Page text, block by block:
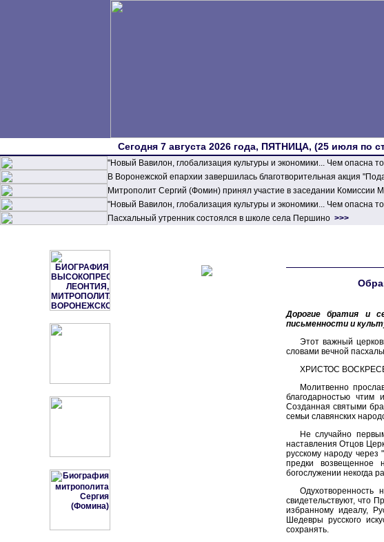
Сегодня 7 августа 2026 года, ПЯТНИЦА, (25 июля по
"Новый Вавилон, глобализация культуры и экономики... Чем опасна
В Воронежской епархии завершилась благотворительная акция
Митрополит Сергий (Фомин) принял участие в заседании Комиссии
"Новый Вавилон, глобализация культуры и экономики... Чем опасна
Пасхальный утренник состоялся в школе села Першино >>>
Дорогие братия и
письменности и
Этот важный
словами вечной
ХРИСТОС
Молитвенно
благодарностью чтим
Созданная святыми
семьи славянских
Не случайно
наставления Отцов
русскому народу
предки возвещенное
богослужении некогда
Одухотворенность
свидетельствуют, что
избранному идеалу,
Шедевры русского
сохранять.